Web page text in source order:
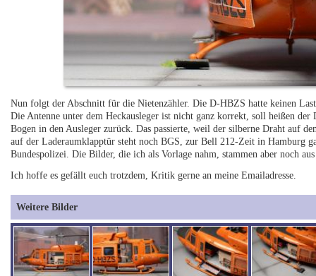
Nun folgt der Abschnitt für die Nietenzähler. Die D-HBZS hatte keinen
Die Antenne unter dem Heckausleger ist nicht ganz korrekt, soll heißen
Bogen in den Ausleger zurück. Das passierte, weil der silberne Draht auf
auf der Laderaumklapptür steht noch BGS, zur Bell 212-Zeit in Hamburg
Bundespolizei. Die Bilder, die ich als Vorlage nahm, stammen aber noch
Ich hoffe es gefällt euch trotzdem, Kritik gerne an meine Emailadresse.
Weitere Bilder